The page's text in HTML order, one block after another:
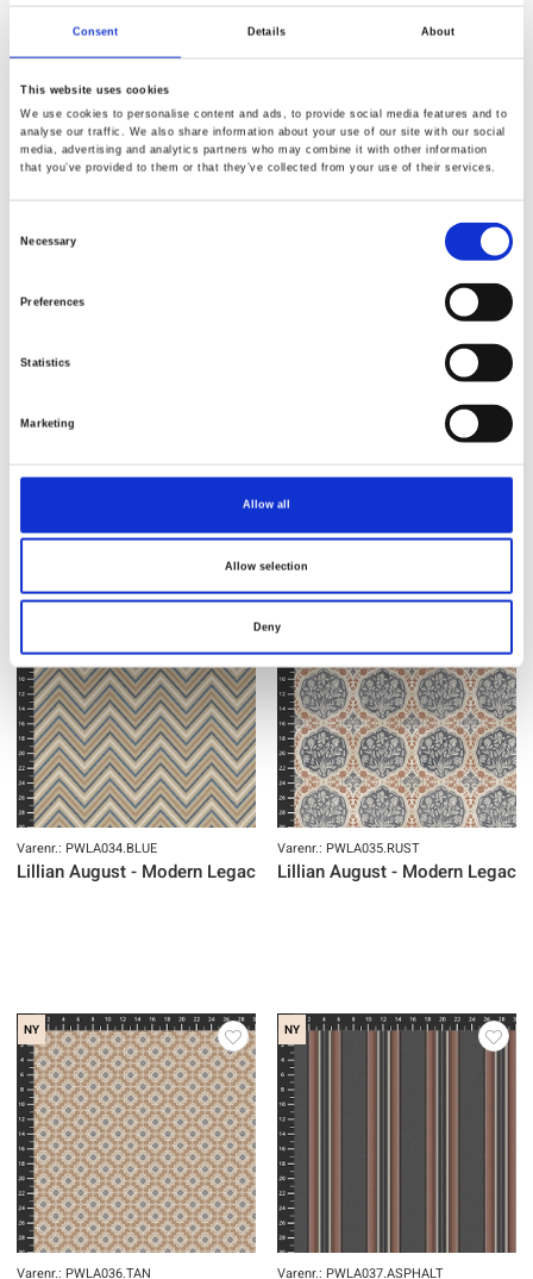
Consent Details About
This website uses cookies
We use cookies to personalise content and ads, to provide social media features and to
analyse our traffic. We also share information about your use of our site with our social
media, advertising and analytics partners who may combine it with other information
that you’ve provided to them or that they’ve collected from your use of their services.
Necessary
Preferences
Statistics
Marketing
Allow all
Allow selection
Deny
Lillian August - Modern Legacy Lillian August - Modern Legacy
Varenr.: PWLA032.GREY
Lillian August - Modern Legacy
NY
Varenr.: PWLA034.BLUE
Lillian August - Modern Legacy
NY
Varenr.: PWLA035.RUST
Lillian August - Modern Legacy
NY
Varenr.: PWLA036.TAN
NY
Varenr.: PWLA037.ASPHALT